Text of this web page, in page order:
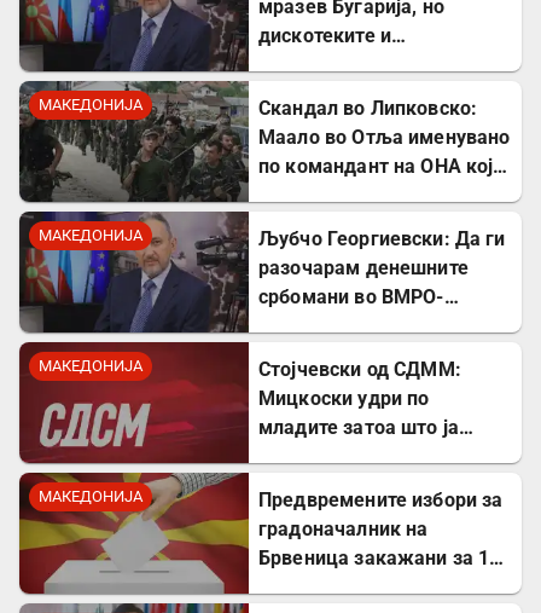
мразев Бугарија, но
дискотеките и
сликата
МАКЕДОНИЈА
Скандал во Липковско:
Маало во Отља именувано
по командант на ОНА кој
МАКЕДОНИЈА
Љубчо Георгиевски: Да ги
разочарам денешните
србомани во ВМРО-
Драган Богдановски беа
против Србославија
МАКЕДОНИЈА
Стојчевски од СДММ:
Мицкоски удри по
младите затоа што ја
МАКЕДОНИЈА
Предвремените избори за
градоначалник на
Брвеница закажани за 18